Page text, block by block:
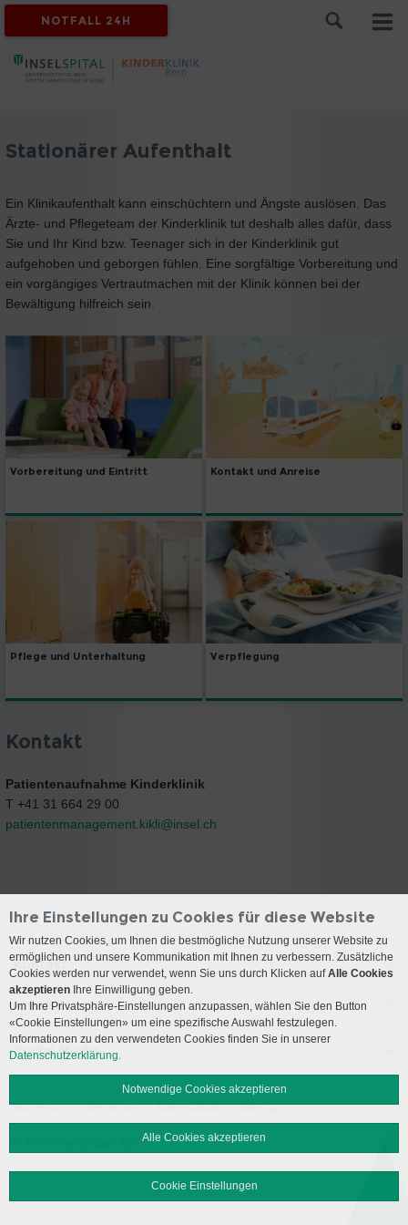
NOTFALL 24H
Stationärer Aufenthalt
Ein Klinikaufenthalt kann einschüchtern und Ängste auslösen. Das
Ärzte- und Pflegeteam der Kinderklinik tut deshalb alles dafür, dass
Sie und Ihr Kind bzw. Teenager sich in der Kinderklinik gut
aufgehoben und geborgen fühlen. Eine sorgfältige Vorbereitung und
ein vorgängiges Vertrautmachen mit der Klinik können bei der
Bewältigung hilfreich sein.
Vorbereitung und Eintritt Kontakt und Anreise
Pflege und Unterhaltung Verpflegung
Kontakt
Patientenaufnahme Kinderklinik
T +41 31 664 29 00
patientenmanagement.kikli@insel.ch
Kontakt
Anreise
Social Media
Impressum Disclaimer Datenschutz Sitemap
Ihre Einstellungen zu Cookies für diese Website
Wir nutzen Cookies, um Ihnen die bestmögliche Nutzung unserer Website zu
ermöglichen und unsere Kommunikation mit Ihnen zu verbessern. Zusätzliche
Cookies werden nur verwendet, wenn Sie uns durch Klicken aufAlle Cookies
akzeptieren Ihre Einwilligung geben.
Um Ihre Privatsphäre-Einstellungen anzupassen, wählen Sie den Button
«Cookie Einstellungen» um eine spezifische Auswahl festzulegen.
Informationen zu den verwendeten Cookies finden Sie in unserer
Datenschutzerklärung.
Notwendige Cookies akzeptieren
Alle Cookies akzeptieren
Cookie Einstellungen